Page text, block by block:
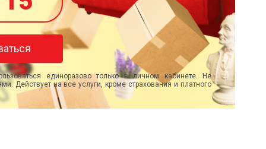
единоразово только в личном кабинете. Не
Действует на все услуги, кроме страхования и платного